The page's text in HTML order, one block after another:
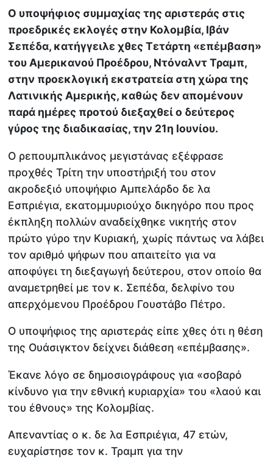
Ο υποψήφιος συμμαχίας της αριστεράς στις
προεδρικές εκλογές στην Κολομβία, Ιβάν
Σεπέδα, κατήγγειλε χθες Τετάρτη «επέμβαση»
του Αμερικανού Προέδρου, Ντόναλντ Τραμπ,
στην προεκλογική εκστρατεία στη χώρα της
Λατινικής Αμερικής, καθώς δεν απομένουν
παρά ημέρες προτού διεξαχθεί ο δεύτερος
γύρος της διαδικασίας, την 21η Ιουνίου.
Ο ρεπουμπλικάνος μεγιστάνας εξέφρασε
προχθές Τρίτη την υποστήριξή του στον
ακροδεξιό υποψήφιο Αμπελάρδο δε λα
Εσπριέγια, εκατομμυριούχο δικηγόρο που προς
έκπληξη πολλών αναδείχθηκε νικητής στον
πρώτο γύρο την Κυριακή, χωρίς πάντως να λάβει
τον αριθμό ψήφων που απαιτείτο για να
αποφύγει τη διεξαγωγή δεύτερου, στον οποίο θα
αναμετρηθεί με τον κ. Σεπέδα, δελφίνο του
απερχόμενου Προέδρου Γουστάβο Πέτρο.
Ο υποψήφιος της αριστεράς είπε χθες ότι η θέση
της Ουάσιγκτον δείχνει διάθεση «επέμβασης».
Έκανε λόγο σε δημοσιογράφους για «σοβαρό
κίνδυνο για την εθνική κυριαρχία» του «λαού και
του έθνους» της Κολομβίας.
Απεναντίας ο κ. δε λα Εσπριέγια, 47 ετών,
ευχαρίστησε τον κ. Τραμπ για την